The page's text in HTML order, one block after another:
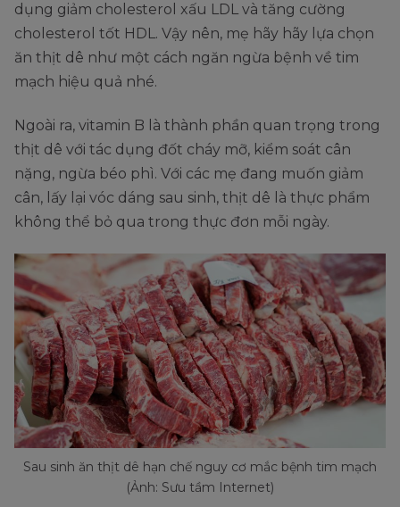
dụng giảm cholesterol xấu LDL và tăng cường
cholesterol tốt HDL. Vậy nên, mẹ hãy hãy lựa chọn
ăn thịt dê như một cách ngăn ngừa bệnh về tim
mạch hiệu quả nhé.
Ngoài ra, vitamin B là thành phần quan trọng trong
thịt dê với tác dụng đốt cháy mỡ, kiểm soát cân
nặng, ngừa béo phì. Với các mẹ đang muốn giảm
cân, lấy lại vóc dáng sau sinh, thịt dê là thực phẩm
không thể bỏ qua trong thực đơn mỗi ngày.
Sau sinh ăn thịt dê hạn chế nguy cơ mắc bệnh tim mạch
(Ảnh: Sưu tầm Internet)